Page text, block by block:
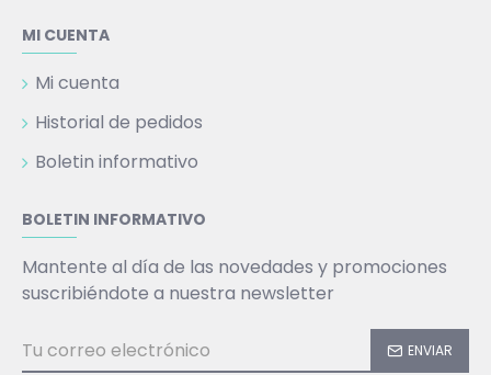
MI CUENTA
Mi cuenta
Historial de pedidos
Boletin informativo
BOLETIN INFORMATIVO
Mantente al día de las novedades y promociones
suscribiéndote a nuestra newsletter
ENVIAR